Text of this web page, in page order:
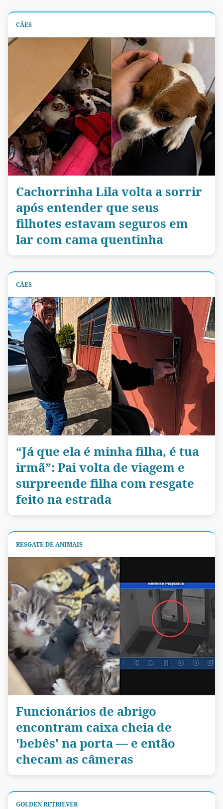
CÃES
Cachorrinha Lila volta a sorrir
após entender que seus
filhotes estavam seguros em
lar com cama quentinha
CÃES
“Já que ela é minha filha, é tua
irmã”: Pai volta de viagem e
surpreende filha com resgate
feito na estrada
RESGATE DE ANIMAIS
Funcionários de abrigo
encontram caixa cheia de
'bebês' na porta — e então
checam as câmeras
GOLDEN RETRIEVER